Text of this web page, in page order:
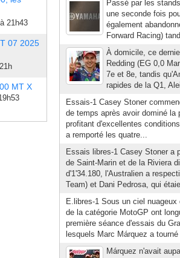
21h43
07 2025
MT X
Passé par les
une seconde fois
également
Forward Racing)
À domicile, ce
Redding (EG 0,0
7e et 8e, tandis
rapides de la Q1,
Essais-1 Casey Stoner
de temps après avoir dominé la
profitant d'excellentes
a remporté les quatre...
Essais libres-1 Casey Stoner a
de Saint-Marin et de la Riviera
d'1'34.180, l'Australien a
Team) et Dani Pedrosa, qui
E.libres-1 Sous un ciel
de la catégorie MotoGP ont
première séance d'essais du
lesquels Marc Márquez a
Márquez n'avait